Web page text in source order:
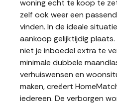
woning echt te koop te
zelf ook weer een
vinden. In de ideale
aankoop gelijktijdig
niet je inboedel extra te
minimale dubbele
verhuiswensen en
maken, creëert
iedereen. De verborgen